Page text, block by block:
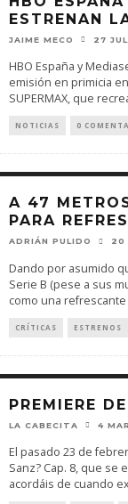
ESTRENAN
JAIME MECO 27
HBO España y
emisión en primicia
SUPERMAX, que
NOTICIAS 0
A 47
PARA
ADRIÁN PULIDO 20
Dando por asumido
Serie B (pese a sus
como una
CRÍTICAS ESTRENOS
PREMIERE
LA CABECITA 4
El pasado 23 de
Sanz? Cap. 8, que se
acordáis de cuando